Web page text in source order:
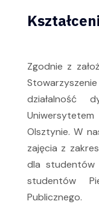
Zgodnie z
działalność
Olsztynie. W
zajęcia z
dla studentów
studentów